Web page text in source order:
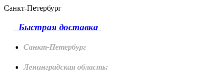
Санкт-Петербург
Быстрая доставка
Санкт-Петербург
Ленинградская область: